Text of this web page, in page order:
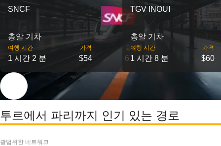
SNCF
총알 기차
여행 시간
1 시간 2 분
가격
$54
출발
6
TGV INOUI
총알 기차
여행 시간
1 시간 8 분
가격
$60
투르에서 파리까지 인기 있는 경로
광범위한 네트워크